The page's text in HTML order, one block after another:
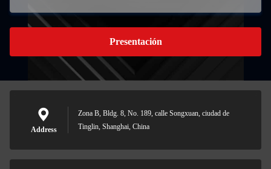
Presentación
Address
Zona B, Bldg. 8, No. 189, calle Songxuan, ciudad de
Tinglin, Shanghai, China